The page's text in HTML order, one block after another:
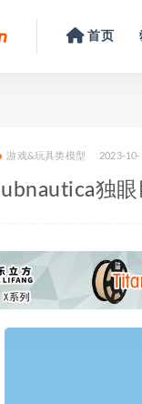
首页
游戏&玩具类模型 2023-
独